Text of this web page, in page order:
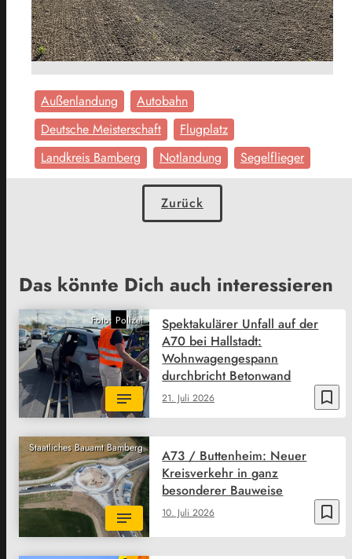
Außenlandung
Autobahn
Deutsche Meisterschaft
Flugplatz
Landkreis Bamberg
Notlandung Segelflieger
Zurück
Das könnte Dich auch interessieren
Foto: Polizei
bookmark_border
21. Juli 2026
Spektakulärer Unfall auf der
A70 bei Hallstadt:
Wohnwagengespann
durchbricht Betonwand
Staatliches Bauamt Bamberg
bookmark_border
10. Juli 2026
A73 / Buttenheim: Neuer
Kreisverkehr in ganz
besonderer Bauweise